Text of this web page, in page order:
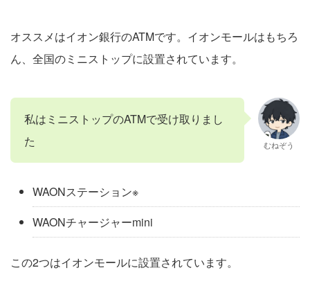
オススメはイオン銀行のATMです。イオンモールはもちろ
ん、全国のミニストップに設置されています。
私はミニストップのATMで受け取りまし
た
むねぞう
WAONステーション※
WAONチャージャーmini
この2つはイオンモールに設置されています。